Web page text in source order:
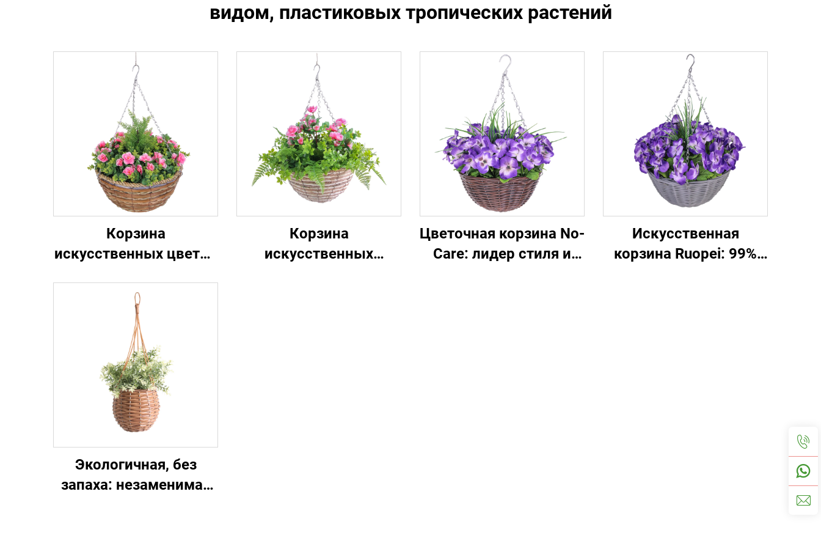
видом, пластиковых тропических растений
Корзина
искусственных цветов
красота и
минимальный уход
Корзина
искусственных
Цветочная корзина No-
Care: лидер стиля и
Искусственная
корзина Ruopei: 99%
Экологичная, без
запаха: незаменимая